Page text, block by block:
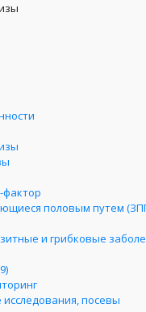
фактор
половым путем
и грибковые
посевы